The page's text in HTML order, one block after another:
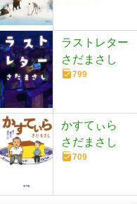
ラストレター
さだまさし
799
かすてぃら
さだまさし
709